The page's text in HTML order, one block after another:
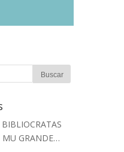
MU GRANDE…